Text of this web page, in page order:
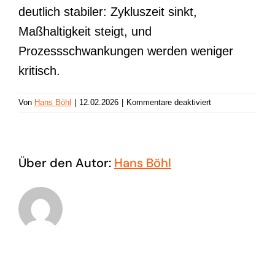
deutlich stabiler: Zykluszeit sinkt,
Maßhaltigkeit steigt, und
Prozessschwankungen werden weniger
kritisch.
Von Hans Böhl 12.02.2026 Kommentare deaktiviertfür
Über den Autor: Hans Böhl